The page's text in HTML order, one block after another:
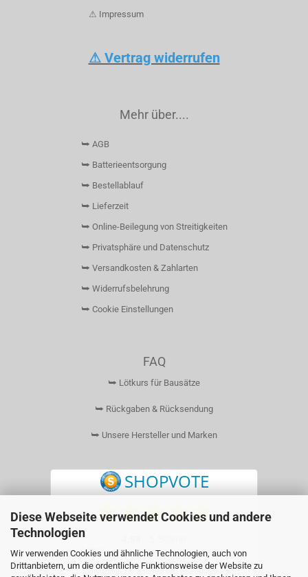
Diese Webseite verwendet Cookies und andere
Technologien
Wir verwenden Cookies und ähnliche Technologien, auch von
Drittanbietern, um die ordentliche Funktionsweise der Website zu
⚠ Impressum
⚠ Vertrag widerrufen
Mehr über....
⮩ AGB
⮩ Batterieentsorgung
⮩ Bestellablauf
⮩ Lieferzeit
⮩ Online-Beilegung von Streitigkeiten
⮩ Privatsphäre und Datenschutz
⮩ Versandkosten & Zahlarten
⮩ Widerrufsbelehrung
⮩ Cookie Einstellungen
FAQ
⮩ Lötkurs für Bausätze
⮩ Rückgaben & Rücksendung
⮩ Unsere Hersteller und Marken